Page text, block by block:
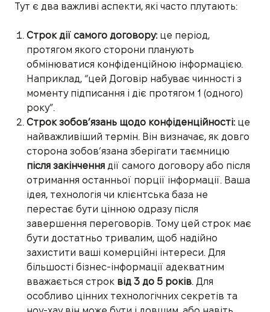
Тут є два важливі аспекти, які часто плутають:
Строк дії самого договору:це період,
протягом якого сторони планують
обмінюватися конфіденційною інформацією.
Наприклад, “цей Договір набуває чинності з
моменту підписання і діє протягом 1 (одного)
року”.
Строк зобов’язань щодо конфіденційності:це
найважливіший термін. Він визначає, як довго
сторона зобов’язана зберігати таємницю
після закінчення дії самого договору або після
отримання останньої порції інформації. Ваша
ідея, технологія чи клієнтська база не
перестає бути цінною одразу після
завершення переговорів. Тому цей строк має
бути достатньо тривалим, щоб надійно
захистити ваші комерційні інтереси. Для
більшості бізнес-інформації адекватним
вважається строк від 3 до 5 років. Для
особливо цінних технологічних секретів та